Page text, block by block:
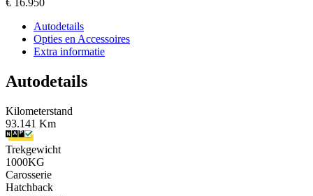
Autodetails
Opties en Accessoires
Extra informatie
Autodetails
Kilometerstand
93.141 Km
Trekgewicht
1000KG
Carosserie
Hatchback